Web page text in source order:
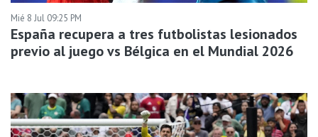
Mié 8 Jul 09:25 PM
España recupera a tres futbolistas lesionados
previo al juego vs Bélgica en el Mundial 2026